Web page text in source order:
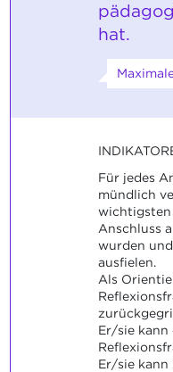
hat.
Für jedes
mündlich
wichtigsten
Anschluss
wurden
ausfielen.
Als
Er/sie kann
Er/sie kann